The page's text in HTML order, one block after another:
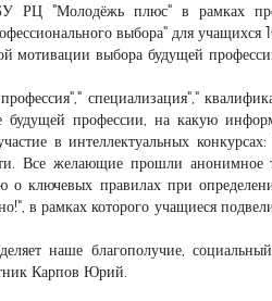
РЦ "Молодёжь плюс" в рамках
выбора" для
мотивации выбора будущей
специализация","
будущей профессии, на какую
в интеллектуальных
Все желающие прошли
о ключевых правилах при
в рамках которого учащиеся
наше благополучие,
Карпов Юрий.